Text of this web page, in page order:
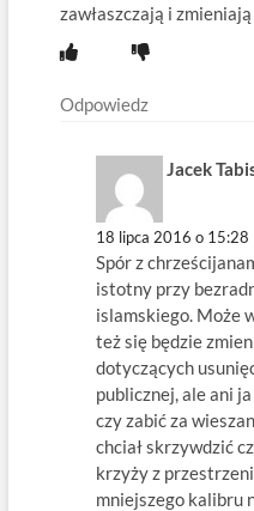
zawłaszczają i
Odpowiedz
Jacek
18 lipca 2016 o 15:28
Spór z
istotny przy
islamskiego. Może
też się będzie
dotyczących
publicznej, ale ani
czy zabić za
chciał skrzywdzić
krzyży z
mniejszego kalibru